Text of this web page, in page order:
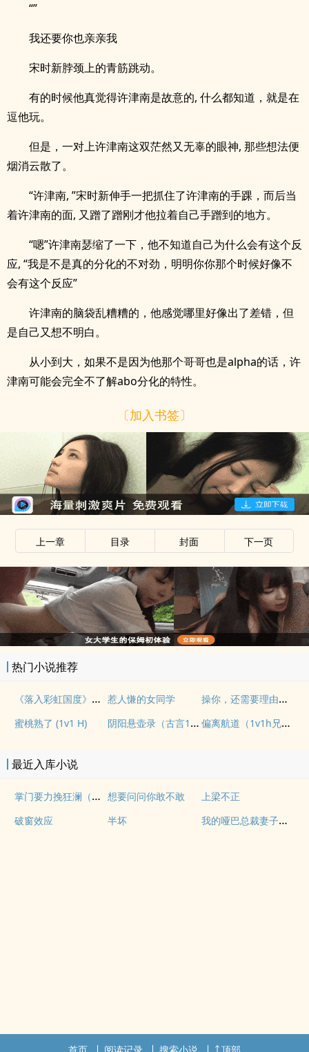
“”
我还要你也亲亲我
宋时新脖颈上的青筋跳动。
有的时候他真觉得许津南是故意的, 什么都知道，就是在
逗他玩。
但是，一对上许津南这双茫然又无辜的眼神, 那些想法便
烟消云散了。
“许津南, ”宋时新伸手一把抓住了许津南的手踝，而后当
着许津南的面, 又蹭了蹭刚才他拉着自己手蹭到的地方。
“嗯”许津南瑟缩了一下，他不知道自己为什么会有这个反
应, “我是不是真的分化的不对劲，明明你你那个时候好像不
会有这个反应”
许津南的脑袋乱糟糟的，他感觉哪里好像出了差错，但
是自己又想不明白。
从小到大，如果不是因为他那个哥哥也是alpha的话，许
津南可能会完全不了解abo分化的特性。
〔加入书签〕
上一章 目录 封面 下一页
热门小说推荐
《落入彩虹国度》穿越+西幻+言情 惹人慊的女同学 操你，还需要理由吗？(校园H)
蜜桃熟了 (1v1 H) 阴阳悬壶录（古言1v1H） 偏离航道（1v1h兄妹骨科bg）
最近入库小说
掌门要力挽狂澜（重生NPH) 想要问问你敢不敢
上梁不正
破窗效应
半坏 我的哑巴总裁妻子（双A）